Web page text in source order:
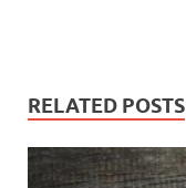
RELATED POSTS